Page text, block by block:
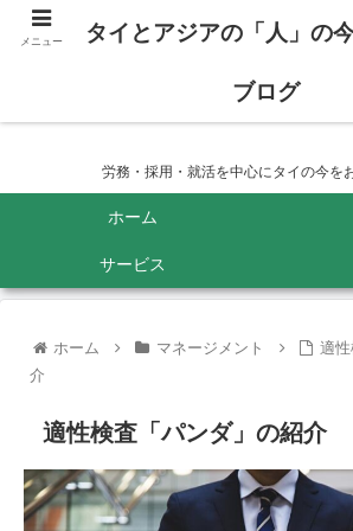
タイとアジアの「人」の今が
労務・採用・就活を中心にタイの今を
ホーム
サービス
ホーム マネージメント
適
介
適性検査「パンダ」の紹介
メニュー タイとアジアの「人」の
ブログ